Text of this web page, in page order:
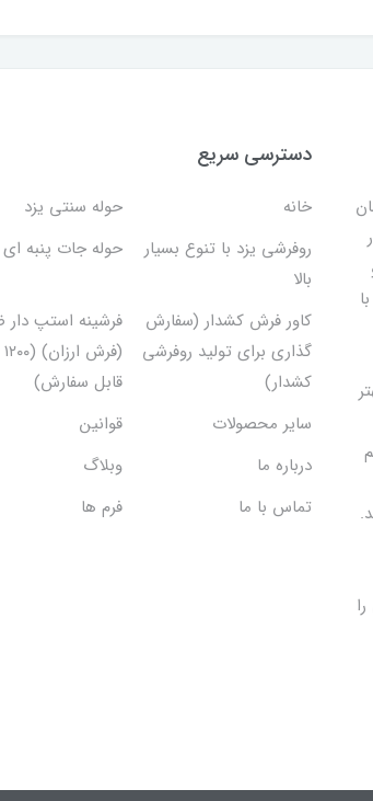
دسترسی سریع
خانه
حوله سنتی یزد
روفرشی یزد با تنوع بسیار
بالا
حوله جات پنبه ای
کاور فرش کشدار (سفارش
گذاری برای تولید روفرشی
کشدار)
فرشینه استپ
قابل سفارش)
سایر محصولات
قوانین
درباره ما
وبلاگ
تماس با ما
فرم ها